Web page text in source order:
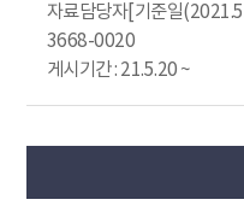
자료담당자[기준일
3668-0020
게시기간 : 21.5.20 ~